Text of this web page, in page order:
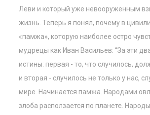
Леви и который уже невооруженным
жизнь. Теперь я понял, почему в
«памжа», которую наиболее остро
мудрецы как Иван Васильев: “За эти
истины: первая - то, что случилось,
и вторая - случилось не только у нас,
мире. Начинается памжа. Народами
злоба расползается по планете.